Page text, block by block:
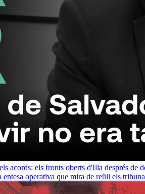
acords: els fronts oberts d'Illa després de
operativa que mira de reüll els